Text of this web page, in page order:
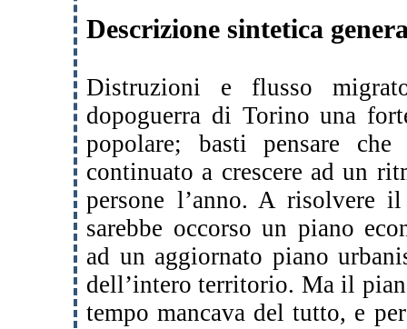
Descrizione sintetica
Distruzioni e flusso
dopoguerra di Torino una
popolare; basti pensare
continuato a crescere ad un
persone l’anno. A risolvere
sarebbe occorso un piano
ad un aggiornato piano
dell’intero territorio. Ma il
tempo mancava del tutto, e